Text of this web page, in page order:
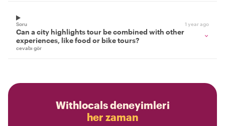
Soru 1 year ago
Can a city highlights tour be combined with other
experiences, like food or bike tours?
cevabı gör
Withlocals deneyimleri
her zaman